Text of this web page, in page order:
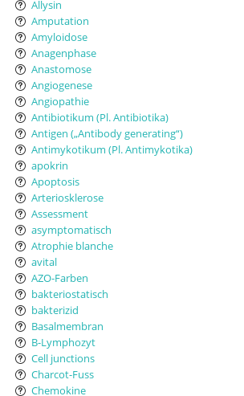
Allysin
Amputation
Amyloidose
Anagenphase
Anastomose
Angiogenese
Angiopathie
Antibiotikum (Pl. Antibiotika)
Antigen („Antibody generating“)
Antimykotikum (Pl. Antimykotika)
apokrin
Apoptosis
Arteriosklerose
Assessment
asymptomatisch
Atrophie blanche
avital
AZO-Farben
bakteriostatisch
bakterizid
Basalmembran
B-Lymphozyt
Cell junctions
Charcot-Fuss
Chemokine